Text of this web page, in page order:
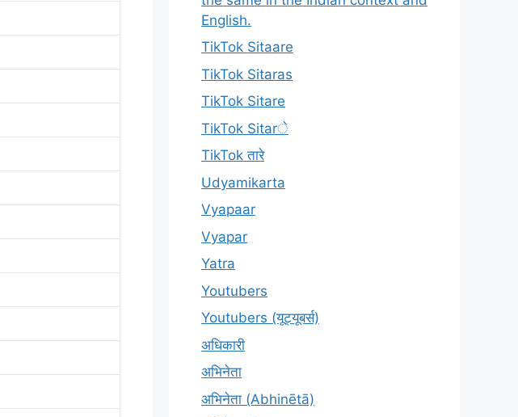
English.
TikTok Sitaare
TikTok Sitaras
TikTok Sitare
TikTok Sitarे
TikTok तारे
Udyamikarta
Vyapaar
Vyapar
Yatra
Youtubers
Youtubers (यूट्यूबर्स)
अधिकारी
अभिनेता
अभिनेता (Abhinētā)